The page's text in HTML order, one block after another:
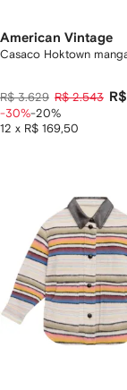
American Vintage
Casaco Hoktown
R$ 3.629 R$ 2.543
12 x R$ 169,50
-30%-20%